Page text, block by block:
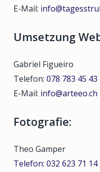
E-Mail:
Umsetzung
Gabriel Figueiro
Telefon: 078 783 45 43
E-Mail: info@arteeo.ch
Fotografie:
Theo Gamper
Telefon: 032 623 71 14